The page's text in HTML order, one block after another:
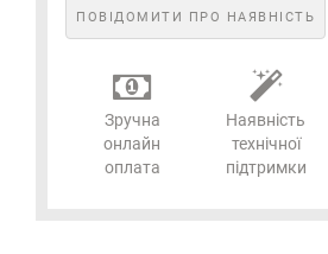
ПОВІДОМИТИ ПРО НАЯВНІСТЬ
Зручна
онлайн
оплата
Наявність
технічної
підтримки